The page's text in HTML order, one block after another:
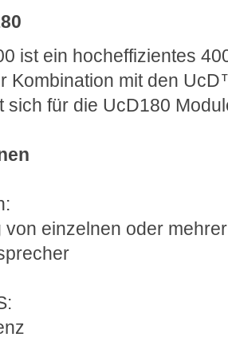
ist ein hocheffizientes
Kombination mit den
sich für die UcD180
von einzelnen oder